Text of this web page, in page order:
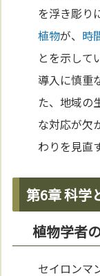
を浮き彫り
植物が、 時
とを示して
導入に慎重
た、地域の
な対応が欠
わりを見直
第6章 科学
植物学者
セイロンマ